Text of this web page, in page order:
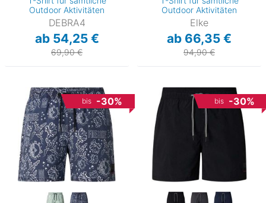
Outdoor Aktivitäten
DEBRA4
ab 54,25 €
69,90 €
Outdoor Aktivitäten
Elke
ab 66,35 €
94,90 €
bis -30% bis -30%